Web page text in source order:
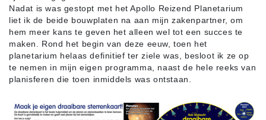
Nadat is was gestopt met het Apollo Reizend Planetarium
liet ik de beide bouwplaten na aan mijn zakenpartner, om
hem meer kans te geven het alleen wel tot een succes te
maken. Rond het begin van deze eeuw, toen het
planetarium helaas definitief ter ziele was, besloot ik ze op
te nemen in mijn eigen programma, naast de hele reeks van
planisferen die toen inmiddels was ontstaan.